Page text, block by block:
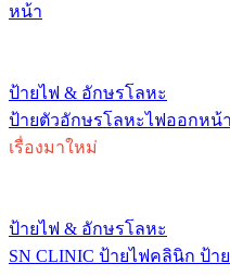
หน้า
ป้ายไฟ & อักษรโลหะ
ป้ายตัวอักษรโลหะไฟออกหน้า
เรื่องมาใหม่
ป้ายไฟ & อักษรโลหะ
SN CLINIC ป้ายไฟคลินิก ป้